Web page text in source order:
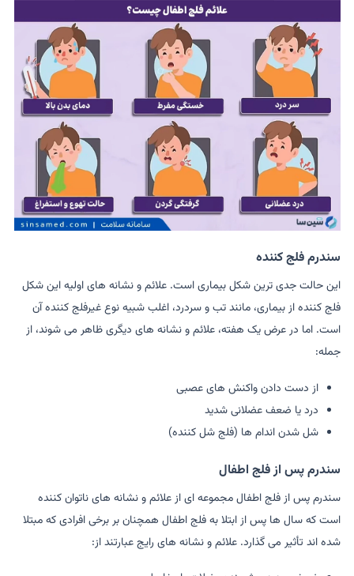
سندرم فلج کننده
این حالت جدی ترین شکل بیماری است. علائم و نشانه های اولیه این شکل
فلج کننده از بیماری، مانند تب و سردرد، اغلب شبیه نوع غیرفلج کننده آن
است. اما در عرض یک هفته، علائم و نشانه های دیگری ظاهر می شوند، از
جمله:
از دست دادن واکنش های عصبی
درد یا ضعف عضلانی شدید
شل شدن اندام ها (فلج شل کننده)
سندرم پس از فلج اطفال
سندرم پس از فلج اطفال مجموعه ای از علائم و نشانه های ناتوان کننده
است که سال ها پس از ابتلا به فلج اطفال همچنان بر برخی افرادی که مبتلا
شده اند تأثیر می گذارد. علائم و نشانه های رایج عبارتند از: